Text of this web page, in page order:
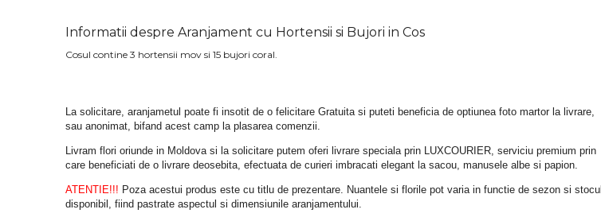
Informatii despre Aranjament cu Hortensii si Bujori in Cos
Cosul contine 3 hortensii mov si 15 bujori coral.
La solicitare, aranjametul poate fi insotit de o felicitare Gratuita si puteti beneficia de optiunea foto martor la livrare,
sau anonimat, bifand acest camp la plasarea comenzii.
Livram flori oriunde in Moldova si la solicitare putem oferi livrare speciala prin LUXCOURIER, serviciu premium prin
care beneficiati de o livrare deosebita, efectuata de curieri imbracati elegant la sacou, manusele albe si papion.
ATENTIE!!! Poza acestui produs este cu titlu de prezentare. Nuantele si florile pot varia in functie de sezon si stocul
disponibil, fiind pastrate aspectul si dimensiunile aranjamentului.